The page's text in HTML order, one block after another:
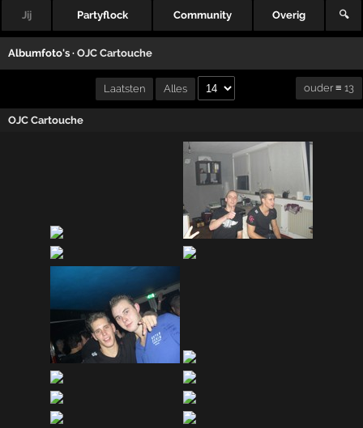
Jij Partyflock Community Overig 🔍
Albumfoto's ·OJC Cartouche
Laatsten Alles ouder ≡ 13
OJC Cartouche